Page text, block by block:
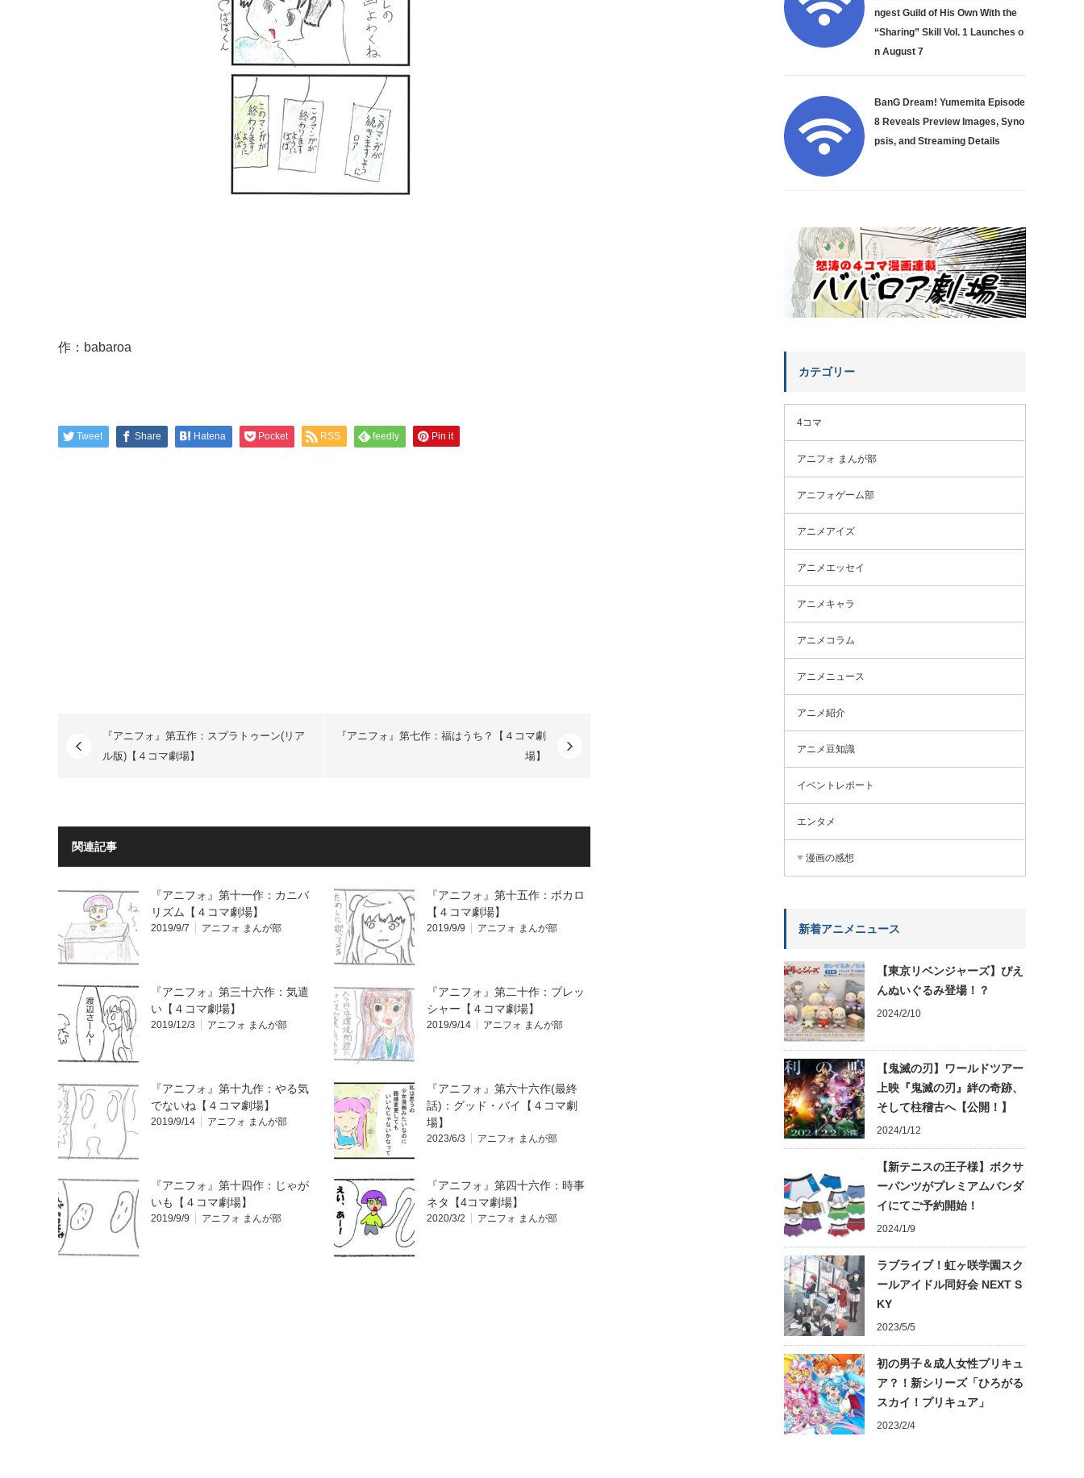
作：babaroa
Tweet Share Hatena Pocket RSS feedly Pin it
『アニフォ』第五作：スプラトゥーン(リア
ル版)【４コマ劇場】
『アニフォ』第七作：福はうち？【４コマ劇
場】
関連記事
『アニフォ』第十一作：カニバ
リズム【４コマ劇場】
2019/9/7 アニフォ まんが部
『アニフォ』第十五作：ボカロ
【４コマ劇場】
2019/9/9 アニフォ まんが部
『アニフォ』第三十六作：気遣
い【４コマ劇場】
2019/12/3 アニフォ まんが部
『アニフォ』第二十作：プレッ
シャー【４コマ劇場】
2019/9/14 アニフォ まんが部
『アニフォ』第十九作：やる気
でないね【４コマ劇場】
2019/9/14 アニフォ まんが部
『アニフォ』第六十六作(最終
話)：グッド・バイ【４コマ劇
場】
2023/6/3 アニフォ まんが部
『アニフォ』第十四作：じゃが
いも【４コマ劇場】
2019/9/9 アニフォ まんが部
『アニフォ』第四十六作：時事
ネタ【4コマ劇場】
2020/3/2 アニフォ まんが部
ngest Guild of His Own With the
“Sharing” Skill Vol. 1 Launches o
n August 7
BanG Dream! Yumemita Episode
8 Reveals Preview Images, Syno
psis, and Streaming Details
カテゴリー
4コマ
アニフォ まんが部
アニフォゲーム部
アニメアイズ
アニメエッセイ
アニメキャラ
アニメコラム
アニメニュース
アニメ紹介
アニメ豆知識
イベントレポート
エンタメ
漫画の感想
新着アニメニュース
【東京リベンジャーズ】ぴえ
んぬいぐるみ登場！？
2024/2/10
【鬼滅の刃】ワールドツアー
上映『鬼滅の刃』絆の奇跡、
そして柱稽古へ【公開！】
2024/1/12
【新テニスの王子様】ボクサ
ーパンツがプレミアムバンダ
イにてご予約開始！
2024/1/9
ラブライブ！虹ヶ咲学園スク
ールアイドル同好会 NEXT S
KY
2023/5/5
初の男子＆成人女性プリキュ
ア？！新シリーズ「ひろがる
スカイ！プリキュア」
2023/2/4